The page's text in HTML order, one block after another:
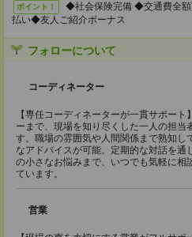
ポイント！
◆社会保険完備 ◆交通費全
払い◆友人ご紹介ボーナス
フォローについて
コーディネーター
【専任コーディネーターが一貫サポー
ーまで、現場を知り尽くした一人の担当
す。職場の雰囲気や人間関係まで熟知し
なアドバイスが可能。定期的な対話を通
の小さなお悩みまで、いつでも気軽に相
ています。
営業